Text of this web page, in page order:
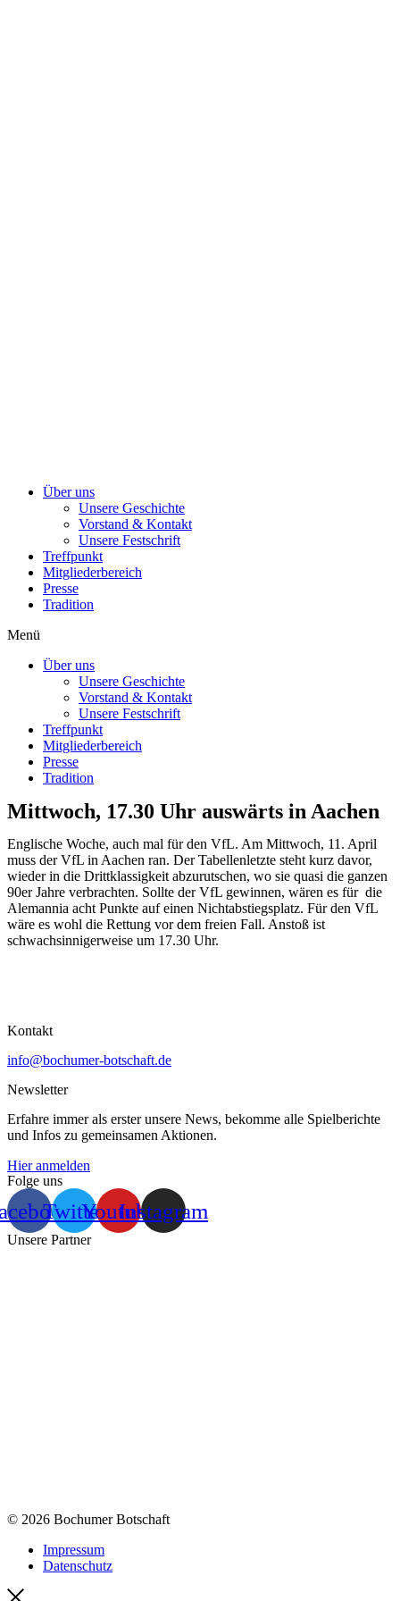
Über uns
Unsere Geschichte
Vorstand & Kontakt
Unsere Festschrift
Treffpunkt
Mitgliederbereich
Presse
Tradition
Menü
Über uns
Unsere Geschichte
Vorstand & Kontakt
Unsere Festschrift
Treffpunkt
Mitgliederbereich
Presse
Tradition
Mittwoch, 17.30 Uhr auswärts in Aachen
Englische Woche, auch mal für den VfL. Am Mittwoch, 11. April
muss der VfL in Aachen ran. Der Tabellenletzte steht kurz davor,
wieder in die Drittklassigkeit abzurutschen, wo sie quasi die ganzen
90er Jahre verbrachten. Sollte der VfL gewinnen, wären es für die
Alemannia acht Punkte auf einen Nichtabstiegsplatz. Für den VfL
wäre es wohl die Rettung vor dem freien Fall. Anstoß ist
schwachsinnigerweise um 17.30 Uhr.
Kontakt
info@bochumer-botschaft.de
Newsletter
Erfahre immer als erster unsere News, bekomme alle Spielberichte
und Infos zu gemeinsamen Aktionen.
Hier anmelden
Folge uns
TwitterYoutubeInstagram
Unsere Partner
© 2026 Bochumer Botschaft
Impressum
Datenschutz